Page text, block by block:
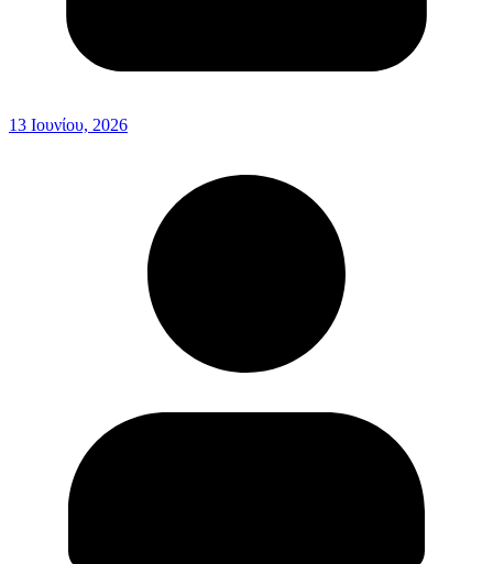
13 Ιουνίου, 2026